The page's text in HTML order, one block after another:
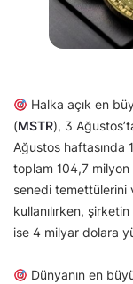
Halka açık en
(MSTR), 3
Ağustos haftasında
toplam 104,7 milyon
senedi temettülerini
kullanılırken,
ise 4 milyar dolara
Dünyanın en